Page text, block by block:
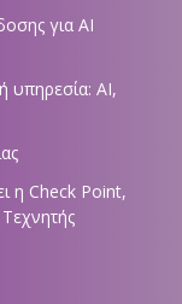
για AI
υπηρεσία: AI,
η Check Point,